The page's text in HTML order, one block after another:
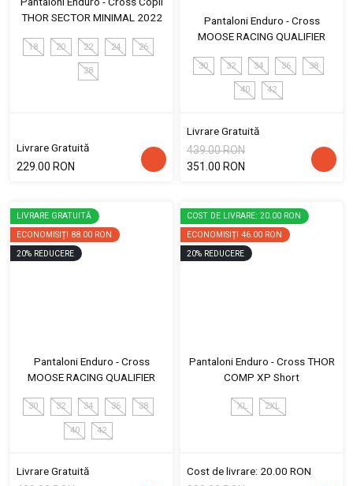
THOR SECTOR MINIMAL 2022
18 20 22 24 26
28
Livrare Gratuită
229.00 RON
Pantaloni Enduro - Cross
MOOSE RACING QUALIFIER
30 32 34 36 38
40 42
Livrare Gratuită
439.00 RON
351.00 RON
LIVRARE GRATUITĂ
ECONOMISIȚI 88.00 RON
20% REDUCERE
Pantaloni Enduro - Cross
MOOSE RACING QUALIFIER
30 32 34 36 38
40 42
Livrare Gratuită
COST DE LIVRARE: 20.00 RON
ECONOMISIȚI 46.00 RON
20% REDUCERE
Pantaloni Enduro - Cross THOR
COMP XP Short
XL 2XL
Cost de livrare: 20.00 RON